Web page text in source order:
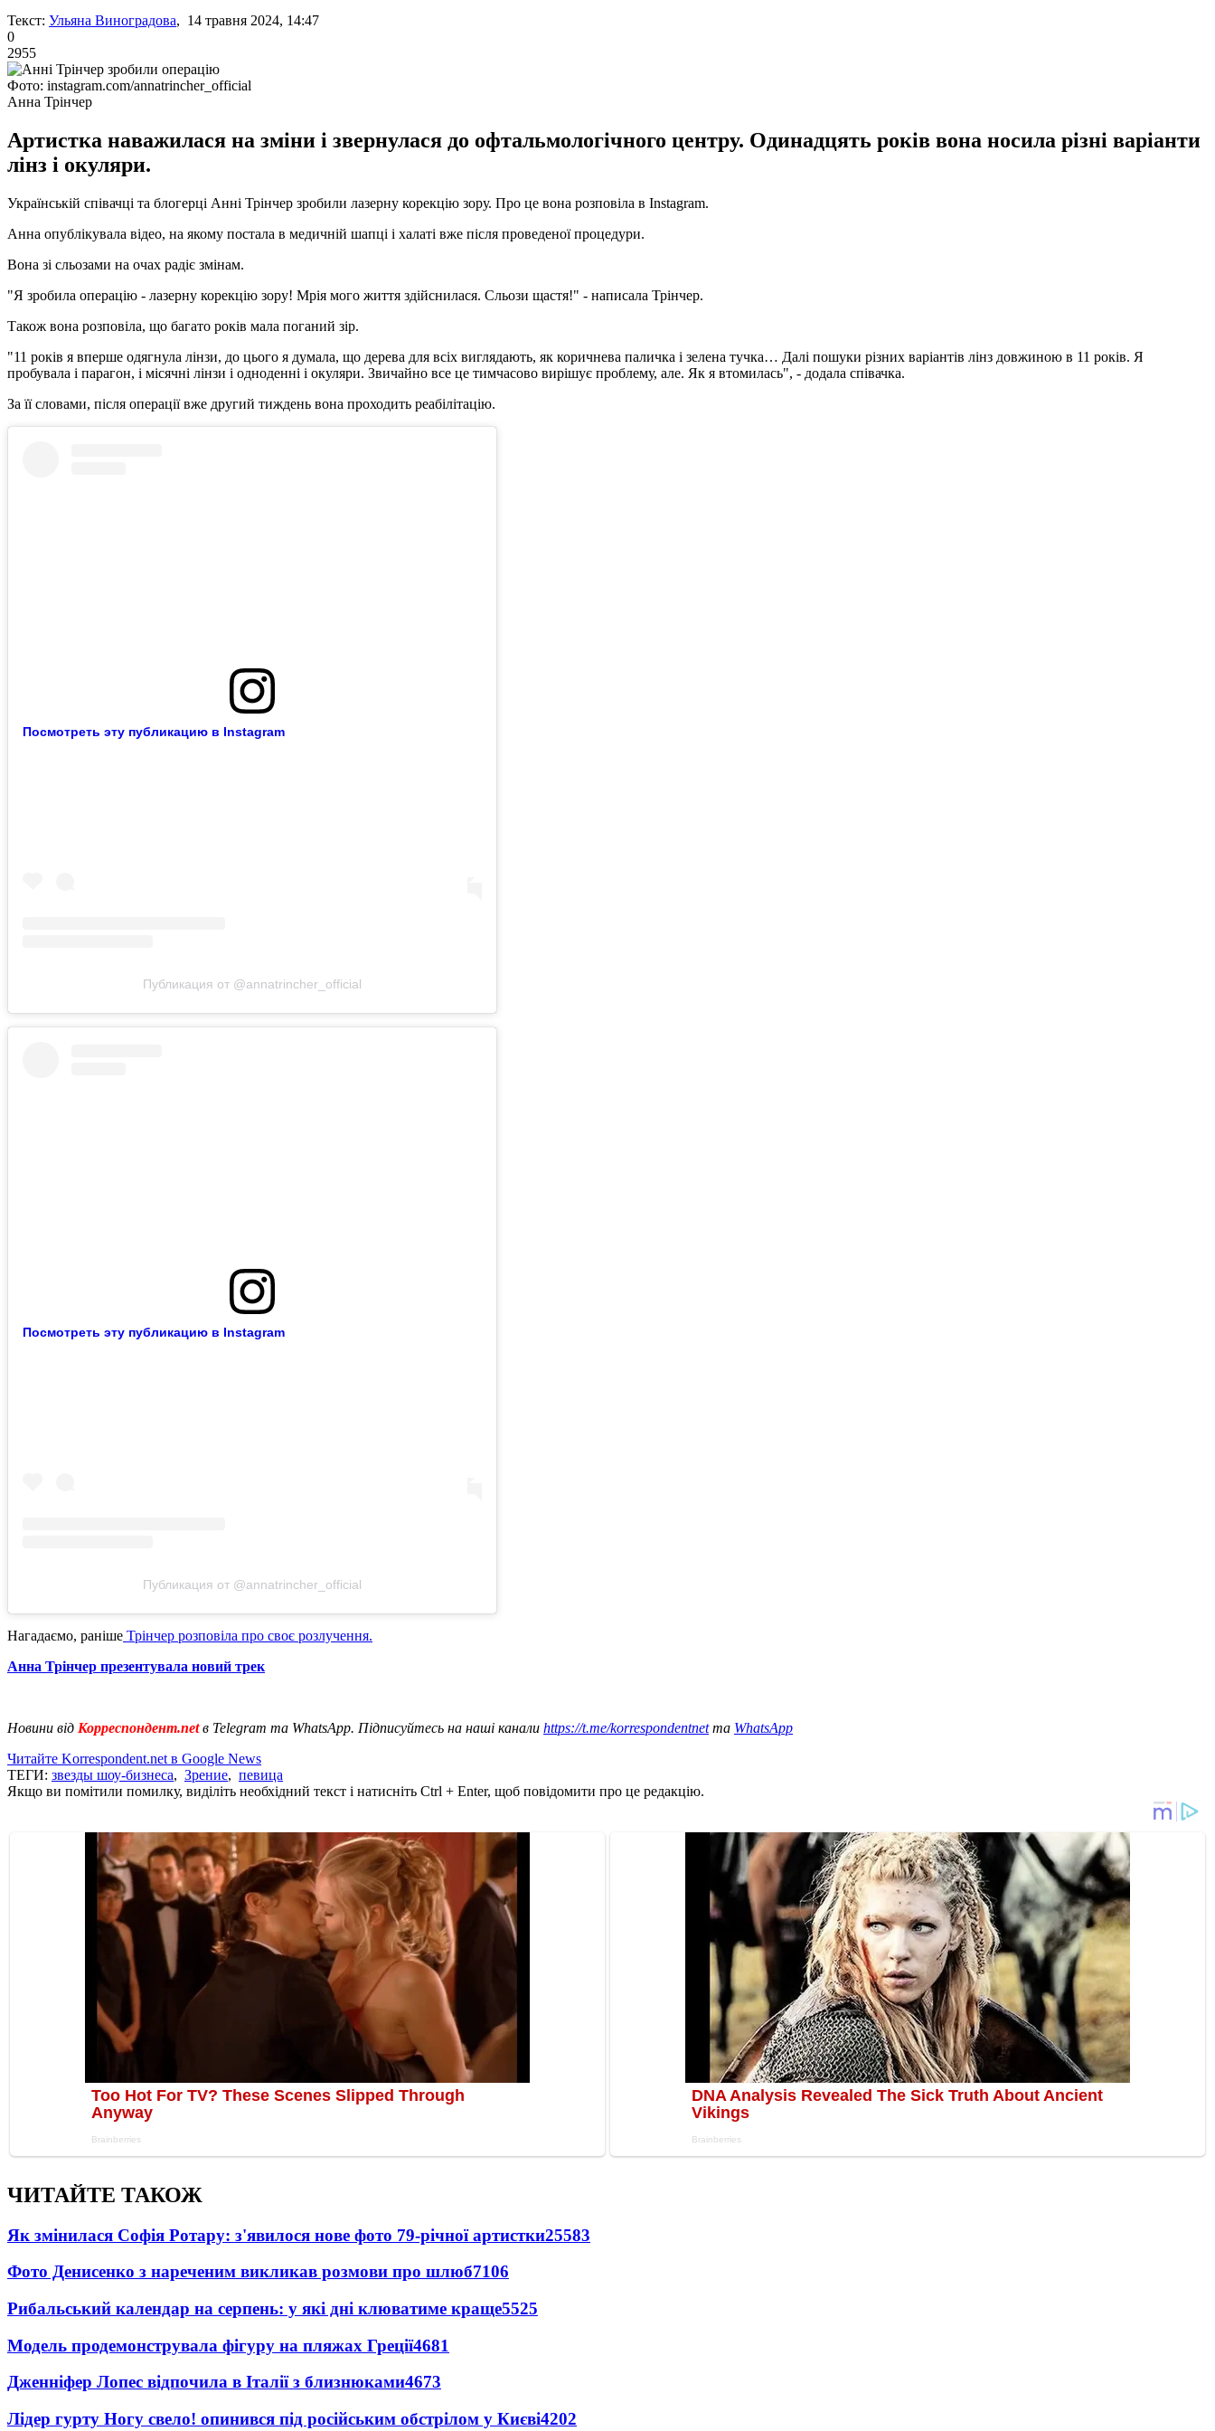
Текст: Ульяна Виноградова, 14 травня 2024, 14:47
0
2955
Фото: instagram.com/annatrincher_official
Анна Трінчер
Артистка наважилася на зміни і звернулася до офтальмологічного центру. Одинадцять років вона носила різні варіанти
лінз і окуляри.
Українській співачці та блогерці Анні Трінчер зробили лазерну корекцію зору. Про це вона розповіла в Instagram.
Анна опублікувала відео, на якому постала в медичній шапці і халаті вже після проведеної процедури.
Вона зі сльозами на очах радіє змінам.
"Я зробила операцію - лазерну корекцію зору! Мрія мого життя здійснилася. Сльози щастя!" - написала Трінчер.
Також вона розповіла, що багато років мала поганий зір.
"11 років я вперше одягнула лінзи, до цього я думала, що дерева для всіх виглядають, як коричнева паличка і зелена тучка… Далі пошуки різних варіантів лінз довжиною в 11 років. Я
пробувала і парагон, і місячні лінзи і одноденні і окуляри. Звичайно все це тимчасово вирішує проблему, але. Як я втомилась", - додала співачка.
За її словами, після операції вже другий тиждень вона проходить реабілітацію.
Посмотреть эту публикацию в Instagram
Публикация от @annatrincher_official
Посмотреть эту публикацию в Instagram
Публикация от @annatrincher_official
Нагадаємо, раніше Трінчер розповіла про своє розлучення.
Анна Трінчер презентувала новий трек
Новини від Корреспондент.netв Telegram та WhatsApp. Підписуйтесь на наші канали https://t.me/korrespondentnetта WhatsApp
Читайте Korrespondent.net в Google News
ТЕГИ: звезды шоу-бизнеса, Зрение, певица
Якщо ви помітили помилку, виділіть необхідний текст і натисніть Ctrl + Enter, щоб повідомити про це редакцію.
ЧИТАЙТЕ ТАКОЖ
Як змінилася Софія Ротару: з'явилося нове фото 79-річної артистки25583
Фото Денисенко з нареченим викликав розмови про шлюб7106
Рибальський календар на серпень: у які дні клюватиме краще5525
Модель продемонструвала фігуру на пляжах Греції4681
Дженніфер Лопес відпочила в Італії з близнюками4673
Лідер гурту Ногу свело! опинився під російським обстрілом у Києві4202